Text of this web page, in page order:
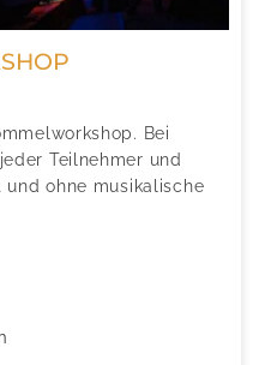
Bei
Teilnehmer und
ohne musikalische